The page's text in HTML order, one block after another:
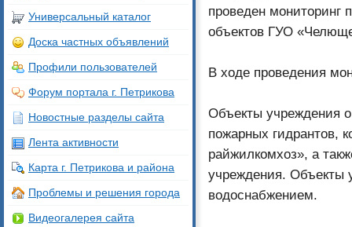
проведен мониторинг
объектов ГУО
В ходе проведения
Объекты учреждения
пожарных гидрантов,
райжилкомхоз», а
учреждения. Объекты
водоснабжением.
Универсальный каталог
Доска частных объявлений
Профили пользователей
Форум портала г. Петрикова
Новостные разделы сайта
Лента активности
Карта г. Петрикова и района
Проблемы и решения города
Видеогалерея сайта